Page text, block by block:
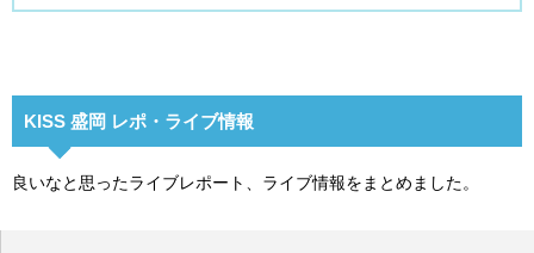
KISS 盛岡 レポ・ライブ情報
良いなと思ったライブレポート、ライブ情報をまとめました。